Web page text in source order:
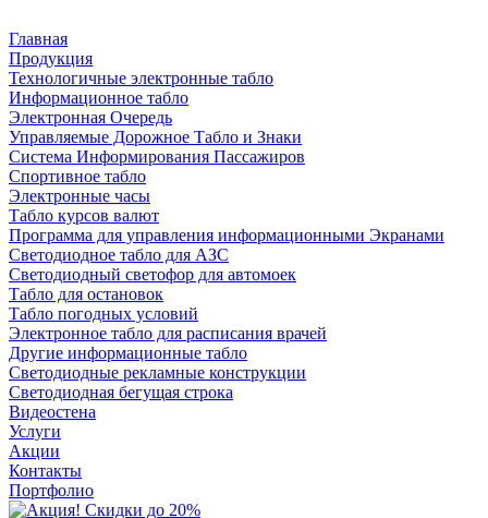
Главная
Продукция
Технологичные электронные табло
Информационное табло
Электронная Очередь
Управляемые Дорожное Табло и Знаки
Система Информирования Пассажиров
Спортивное табло
Электронные часы
Табло курсов валют
Программа для управления информационными Экранами
Светодиодное табло для АЗС
Светодиодный светофор для автомоек
Табло для остановок
Табло погодных условий
Электронное табло для расписания врачей
Другие информационные табло
Светодиодные рекламные конструкции
Светодиодная бегущая строка
Видеостена
Услуги
Акции
Контакты
Портфолио